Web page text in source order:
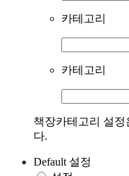
카테고리
카테고리
책장카테고리 설정
다.
Default 설정